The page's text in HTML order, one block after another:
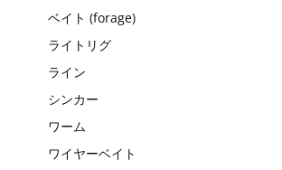
ベイト (forage)
ライトリグ
ライン
シンカー
ワーム
ワイヤーベイト